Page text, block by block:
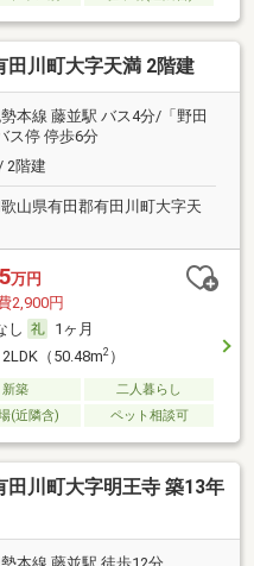
田川町大字天満 2階建
本線 藤並駅 バス4分/「野田
ス停 停歩6分
2階建
山県有田郡有田川町大字天
万円
2,900円
し
1ヶ月
（50.48m2）
新築
二人暮らし
(近隣含) ペット相談可
田川町大字明王寺 築13年